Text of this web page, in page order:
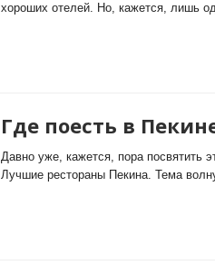
хороших отелей. Но, кажется, лишь
Где поесть в
Давно уже, кажется, пора посвятить
Лучшие рестораны Пекина. Тема